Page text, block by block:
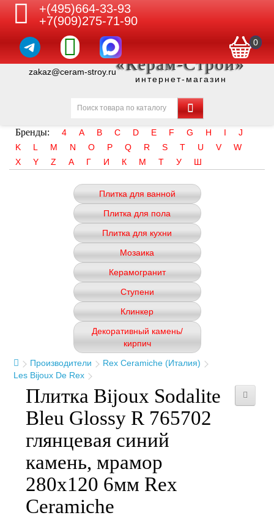
+(495)664-33-93
+7(909)275-71-90
0
zakaz@ceram-stroy.ru«Керам-Строй»
интернет-магазин
Бренды: 4 A B C D E F G H I
J
K
L M N O P Q R S T U V
W
X
Y Z А Г И К М Т У Ш
Плитка для ванной
Плитка для пола
Плитка для кухни
Мозаика
Керамогранит
Ступени
Клинкер
Декоративный камень/
кирпич
Производители
Rex Ceramiche (Италия)
Les Bijoux De Rex
Плитка Bijoux Sodalite
Bleu Glossy R 765702
глянцевая синий
камень, мрамор
280x120 6мм Rex
Ceramiche